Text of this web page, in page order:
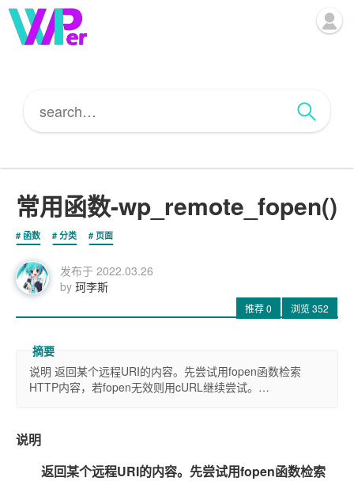
常用函数-wp_remote_fopen()
函数 分类 页面
发布于 2022.03.26
by 珂李斯
推荐0 浏览352
说明 返回某个远程URI的内容。先尝试用fopen函数检索
HTTP内容，若fopen无效则用cURL继续尝试。…
说明
返回某个远程URI的内容。先尝试用fopen函数检索